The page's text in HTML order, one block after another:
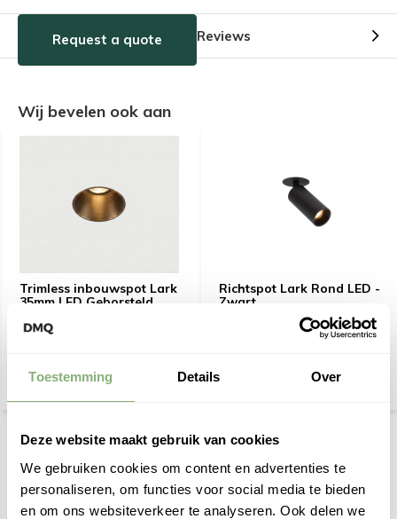
Toestemming Details Over
Deze website maakt gebruik van cookies
We gebruiken cookies om content en advertenties te
personaliseren, om functies voor social media te bieden
en om ons websiteverkeer te analyseren. Ook delen we
Request a quote Reviews
Wij bevelen ook aan
Trimless inbouwspot Lark
35mm LED Geborsteld
Richtspot Lark Rond LED -
Zwart